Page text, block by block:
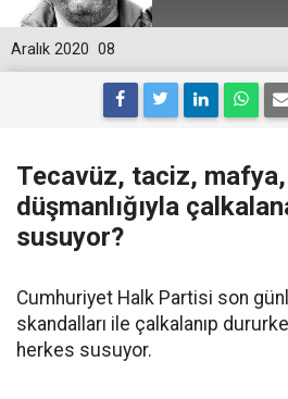
08
Aralık 2020
Tecavüz, taciz,
düşmanlığıyla
susuyor?
Cumhuriyet Halk Partisi son
skandalları ile çalkalanıp
herkes susuyor.